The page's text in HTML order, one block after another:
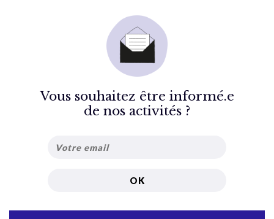
Vous souhaitez être informé.e
de nos activités ?